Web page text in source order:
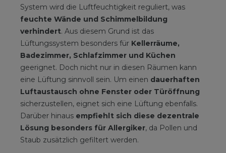
System wird die Luftfeuchtigkeit reguliert, was
feuchte Wände und Schimmelbildung
verhindert. Aus diesem Grund ist das
Lüftungssystem besonders für Kellerräume,
Badezimmer, Schlafzimmer und Küchen
geerignet. Doch nicht nur in diesen Räumen kann
eine Lüftung sinnvoll sein. Um einen dauerhaften
Luftaustausch ohne Fenster oder Türöffnung
sicherzustellen, eignet sich eine Lüftung ebenfalls.
Darüber hinaus empfiehlt sich diese dezentrale
Lösung besonders für Allergiker, da Pollen und
Staub zusätzlich gefiltert werden.